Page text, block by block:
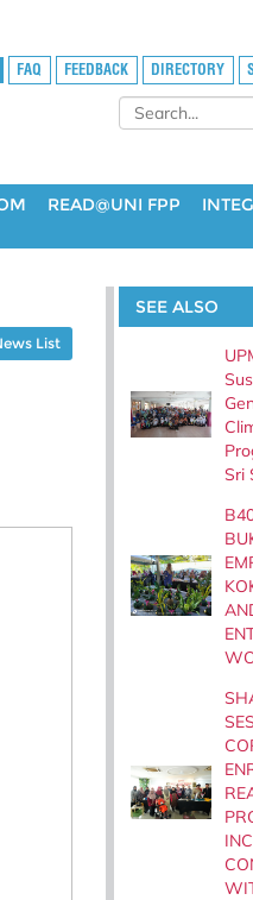
FAQ FEEDBACK DIRECTORY
READ@UNI FPP
List
SEE ALSO
Sri